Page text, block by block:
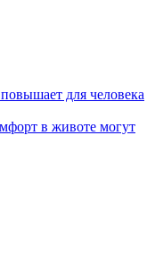
для человека
в животе могут